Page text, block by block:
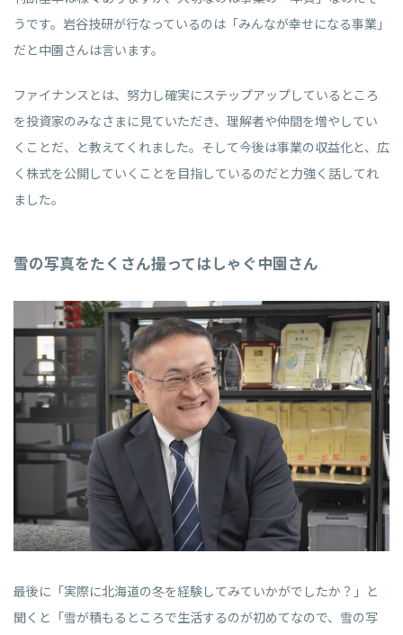
うです。岩谷技研が行なっているのは「みんなが幸せになる事業」
だと中園さんは言います。
ファイナンスとは、努力し確実にステップアップしているところ
を投資家のみなさまに見ていただき、理解者や仲間を増やしてい
くことだ、と教えてくれました。そして今後は事業の収益化と、広
く株式を公開していくことを目指しているのだと力強く話してれ
ました。
雪の写真をたくさん撮ってはしゃぐ中園さん
最後に「実際に北海道の冬を経験してみていかがでしたか？」と
聞くと「雪が積もるところで生活するのが初めてなので、雪の写